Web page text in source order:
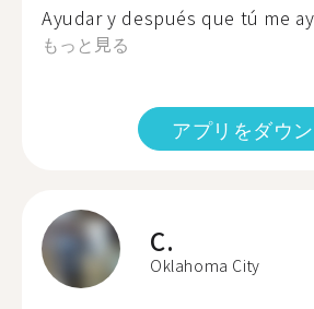
Ayudar y después que tú me
もっと見る
アプリをダウ
C.
Oklahoma City